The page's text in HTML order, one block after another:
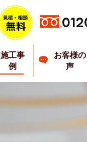
施工事
例
お客様の
声